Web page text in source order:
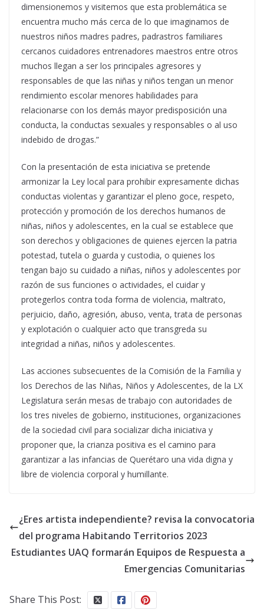
dimensionemos y visitemos que esta problemática se
encuentra mucho más cerca de lo que imaginamos de
nuestros niños madres padres, padrastros familiares
cercanos cuidadores entrenadores maestros entre otros
muchos llegan a ser los principales agresores y
responsables de que las niñas y niños tengan un menor
rendimiento escolar menores habilidades para
relacionarse con los demás mayor predisposición una
conducta, la conductas sexuales y responsables o al uso
indebido de drogas.”
Con la presentación de esta iniciativa se pretende
armonizar la Ley local para prohibir expresamente dichas
conductas violentas y garantizar el pleno goce, respeto,
protección y promoción de los derechos humanos de
niñas, niños y adolescentes, en la cual se establece que
son derechos y obligaciones de quienes ejercen la patria
potestad, tutela o guarda y custodia, o quienes los
tengan bajo su cuidado a niñas, niños y adolescentes por
razón de sus funciones o actividades, el cuidar y
protegerlos contra toda forma de violencia, maltrato,
perjuicio, daño, agresión, abuso, venta, trata de personas
y explotación o cualquier acto que transgreda su
integridad a niñas, niños y adolescentes.
Las acciones subsecuentes de la Comisión de la Familia y
los Derechos de las Niñas, Niños y Adolescentes, de la LX
Legislatura serán mesas de trabajo con autoridades de
los tres niveles de gobierno, instituciones, organizaciones
de la sociedad civil para socializar dicha iniciativa y
proponer que, la crianza positiva es el camino para
garantizar a las infancias de Querétaro una vida digna y
libre de violencia corporal y humillante.
¿Eres artista independiente? revisa la convocatoria
del programa Habitando Territorios 2023
Estudiantes UAQ formarán Equipos de Respuesta a
Emergencias Comunitarias
Share This Post: